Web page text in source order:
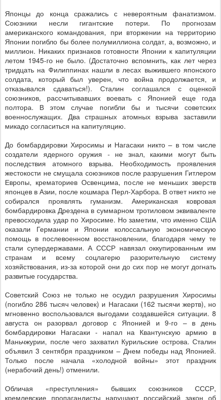
Японцы до конца сражались с невероятным фанатизмом.
Союзники несли гигантские потери. По прогнозам
американского командования, при вторжении на территорию
Японии погибло бы более полумиллиона солдат, а, возможно, и
миллион. Никаких признаков готовности Японии к капитуляции
летом 1945-го не было. (Достаточно вспомнить, как лет через
тридцать на Филиппинах нашли в лесах выжившего японского
солдата, который был уверен, что война продолжается, и
отказывался сдаваться!). Сталин соглашался с оценкой
союзников, рассчитывавших воевать с Японией еще года
полтора. В этом случае погибли бы и тысячи советских
военнослужащих. Два страшных атомных взрыва заставили
микадо согласиться на капитуляцию.
До бомбардировки Хиросимы и Нагасаки никто – в том числе
создатели ядерного оружия - не знал, какими могут быть
последствия атомного взрыва. Необходимость проявления
жестокости не смущала союзников после разрушения Гитлером
Европы, крематориев Освенцима, после не меньших зверств
японцев в Азии, после кошмара Перл-Харбора. В ответ никто не
собирался проявлять гуманизм. Американская ковровая
бомбардировка Дрездена в суммарном тротиловом эквиваленте
превосходила удар по Хиросиме. Но заметим, что именно США
оказали Германии и Японии колоссальную экономическую
помощь в послевоенном восстановлении, благодаря чему те
стали супердержавами. А СССР навязал оккупированным им
странам и всему соцлагерю разорительную систему
хозяйствования, из-за которой они до сих пор не могут догнать
развитые государства.
Советский Союз не только не осудил разрушения Хиросимы
(погибло 286 тысяч человек) и Нагасаки (162 тысячи жертв), но
мгновенно воспользовался выгодами создавшейся ситуации. 8
августа он разорвал договор с Японией и 9-го – в день
бомбардировки Нагасаки - напал на Квантунскую армию в
Маньчжурии, после чего захватил Курильские острова. Сталин
объявил 3 сентября праздником – Днем победы над Японией.
Только после начала «холодной войны» этот праздник
(нерабочий день!) отменили.
Обличая «преступления» бывших союзников СССР,
кремлевские пропагандисты нарушают российский закон об